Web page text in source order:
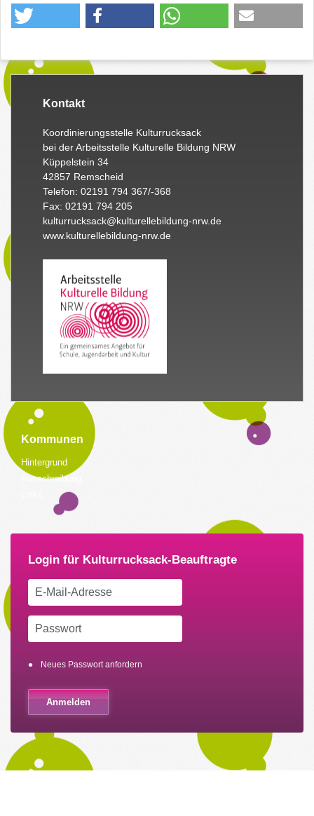
Kontakt
Koordinierungsstelle Kulturrucksack
bei der Arbeitsstelle Kulturelle Bildung NRW
Küppelstein 34
42857 Remscheid
Telefon: 02191 794 367/-368
Fax: 02191 794 205
kulturrucksack@kulturellebildung-nrw.de
www.kulturellebildung-nrw.de
Kommunen
Hintergrund
Ausschreibung
Neues Passwort anfordern